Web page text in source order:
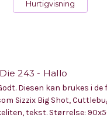
Hurtigvisning
243 - Hallo
Diesen kan brukes i de
Sizzix Big Shot,
tekst. Størrelse: